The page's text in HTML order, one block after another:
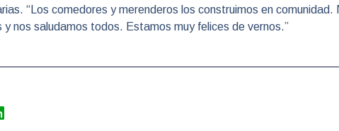
“Los comedores y merenderos los construimos en comunidad.
nos saludamos todos. Estamos muy felices de vernos.”